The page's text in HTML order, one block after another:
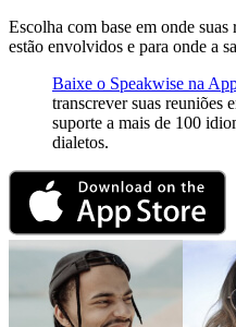
Escolha com base em onde
estão envolvidos e para onde a
Baixe o Speakwise na
transcrever suas reuniões
suporte a mais de 100
dialetos.